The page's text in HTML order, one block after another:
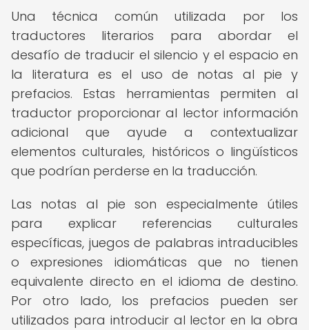
Una técnica común utilizada por los
traductores literarios para abordar el
desafío de traducir el silencio y el espacio en
la literatura es el uso de notas al pie y
prefacios. Estas herramientas permiten al
traductor proporcionar al lector información
adicional que ayude a contextualizar
elementos culturales, históricos o lingüísticos
que podrían perderse en la traducción.
Las notas al pie son especialmente útiles
para explicar referencias culturales
específicas, juegos de palabras intraducibles
o expresiones idiomáticas que no tienen
equivalente directo en el idioma de destino.
Por otro lado, los prefacios pueden ser
utilizados para introducir al lector en la obra